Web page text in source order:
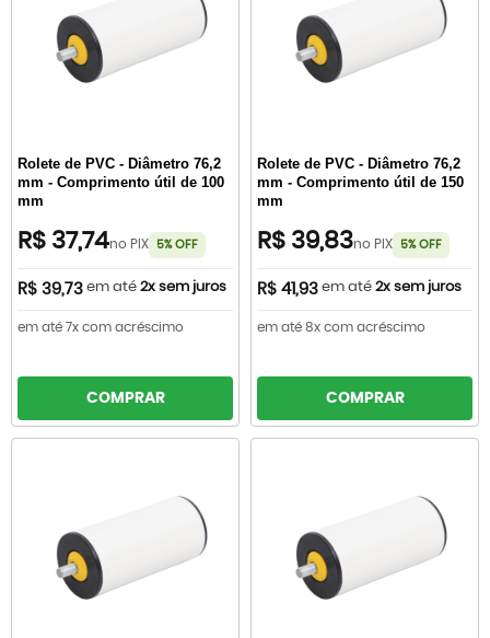
Rolete de PVC - Diâmetro 76,2
mm - Comprimento útil de 100
mm
R$ 37,74no PIX 5% OFF
R$ 39,73 em até 2x sem juros
em até 7x com acréscimo
COMPRAR
Rolete de PVC - Diâmetro 76,2
mm - Comprimento útil de 150
mm
R$ 39,83no PIX 5% OFF
R$ 41,93 em até 2x sem juros
em até 8x com acréscimo
COMPRAR